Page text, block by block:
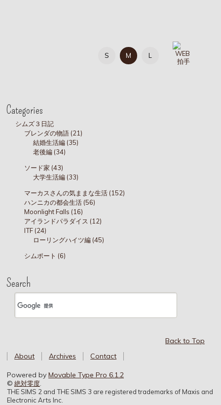
S M L
Categories
シムズ３日記
ブレンダの物語 (21)
結婚生活編 (35)
老後編 (34)
ソード家 (43)
大学生活編 (33)
マーカスさんの気ままな生活 (152)
ハンニカの都会生活 (56)
Moonlight Falls (16)
アイランドパラダイス (12)
ITF (24)
ローリングハイツ編 (45)
シムポート (6)
Search
Back to Top
About
Archives Contact
Powered byMovable Type Pro 6.1.2
©絶対零度
THE SIMS 2 and THE SIMS 3 are registered trademarks of Maxis and
Electronic Arts Inc.